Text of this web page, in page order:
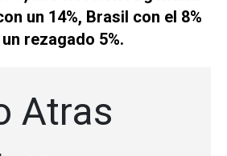
un 14%, Brasil con el 8%
rezagado 5%.